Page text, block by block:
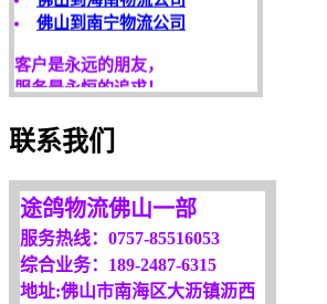
客户是永远的朋友，
服务是永恒的追求！
欢迎您光临！
更多服务请来电咨询，
联系我们
途鸽物流佛山一部
服务热线：0757-85516053
综合业务：189-2487-6315
地址:佛山市南海区大沥镇沥西